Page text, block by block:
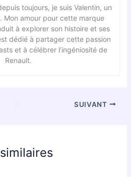
toujours, je suis Valentin, un
Mon amour pour cette marque
à explorer son histoire et ses
dédié à partager cette passion
et à célébrer l’ingéniosité de
Renault.
SUIVANT